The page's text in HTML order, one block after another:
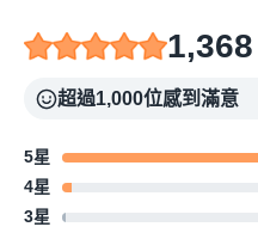
1,368
超過1,000位感到滿意
5星
4星
3星